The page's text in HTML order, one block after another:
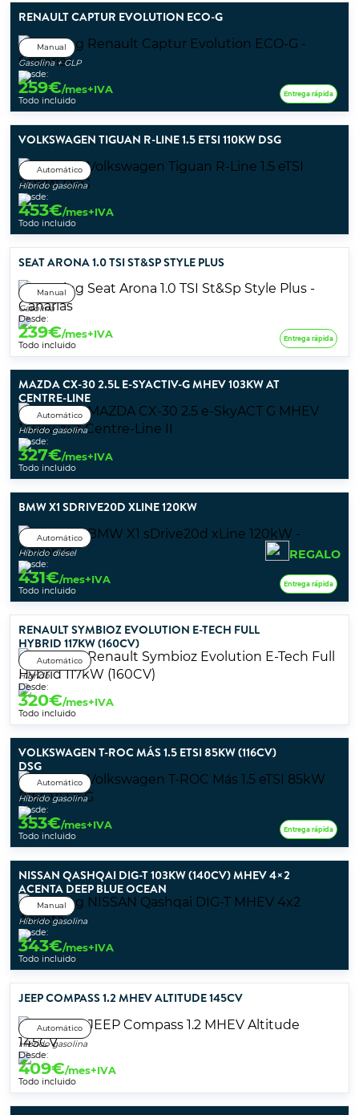
RENAULT CAPTUR EVOLUTION ECO-G
Manual
Gasolina + GLP
Desde:
259€/mes+IVA
Todo incluido
Entrega rápida
VOLKSWAGEN TIGUAN R-LINE 1.5 ETSI 110KW DSG
Automático
Híbrido gasolina
Desde:
453€/mes+IVA
Todo incluido
SEAT ARONA 1.0 TSI ST&SP STYLE PLUS
Manual
Gasolina
Desde:
239€/mes+IVA
Todo incluido
Entrega rápida
MAZDA CX-30 2.5L E-SYACTIV-G MHEV 103KW AT
CENTRE-LINE
Automático
Híbrido gasolina
Desde:
327€/mes+IVA
Todo incluido
BMW X1 SDRIVE20D XLINE 120KW
Automático
Híbrido diésel REGALO
Desde:
431€/mes+IVA
Todo incluido
Entrega rápida
RENAULT SYMBIOZ EVOLUTION E-TECH FULL
HYBRID 117KW (160CV)
Automático
Híbrido
Desde:
320€/mes+IVA
Todo incluido
VOLKSWAGEN T-ROC MÁS 1.5 ETSI 85KW (116CV)
DSG
Automático
Híbrido gasolina
Desde:
353€/mes+IVA
Todo incluido
Entrega rápida
NISSAN QASHQAI DIG-T 103KW (140CV) MHEV 4×2
ACENTA DEEP BLUE OCEAN
Manual
Híbrido gasolina
Desde:
343€/mes+IVA
Todo incluido
JEEP COMPASS 1.2 MHEV ALTITUDE 145CV
Automático
Híbrido gasolina
Desde:
409€/mes+IVA
Todo incluido